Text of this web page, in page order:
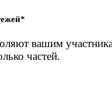
вашим
частей.